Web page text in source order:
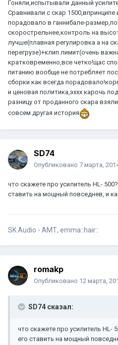
Гоняли,испытывали данный
Сравнивали с скар 1500,впринципе
порадовало в ганнибале-
скорострельнее,контроль на
лучше(плавная регулировка а на
перегрузе)+клип лимит(очень
кратковременно,все четко!щас
питанию вообще не потребляет
сборки как всегда
и ценовая политика,эххх карочь
разницу от проданного скара
совсем другая история
SD74
Опубликовано 7 марта,
что скажете про усилитель HL-
ставить на мощный повседнев, и
SK Audio - АМТ, emma::hair::
romakp
Опубликовано 12 марта,
SD74 сказал:
что скажете про усилитель HL-
его ставить на мощный